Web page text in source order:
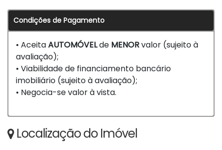
Condições de Pagamento
• AceitaAUTOMÓVELde MENORvalor (sujeito à
avaliação);
• Viabilidade de financiamento bancário
imobiliário (sujeito à avaliação);
• Negocia-se valor à vista.
Localização do Imóvel